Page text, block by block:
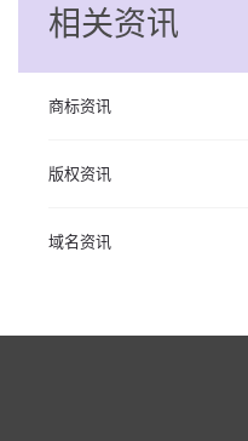
相关资讯
商标资讯
版权资讯
域名资讯